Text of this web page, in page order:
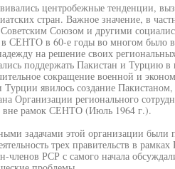
центробежные тенденции,
стран. Важное значение, в
Союзом и другими
в СЕНТО в 60-е годы во многом было
на решение своих
поддержать Пакистан и Турцию в
сокращение военной и
Турции явилось создание
Организации регионального
вне рамок СЕНТО (Июль 1964 г.).
задачами этой организации были
трех правительств в
членов РСР с самого начала